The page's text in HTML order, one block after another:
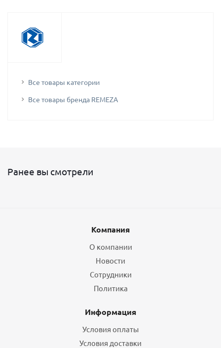
Все товары категории
Все товары бренда REMEZA
Ранее вы смотрели
Компания
О компании
Новости
Сотрудники
Политика
Информация
Условия оплаты
Условия доставки